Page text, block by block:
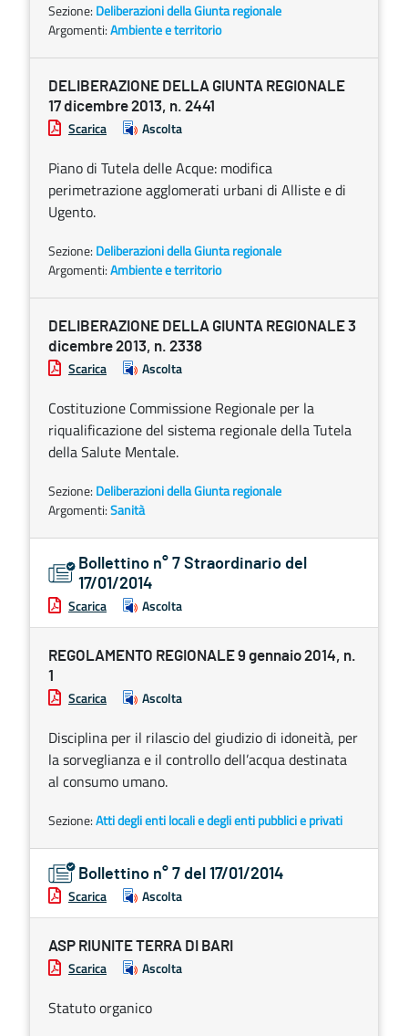
Sezione: Deliberazioni della Giunta regionale
Argomenti:Ambiente e territorio
DELIBERAZIONE DELLA GIUNTA REGIONALE
17 dicembre 2013, n. 2441
Scarica Ascolta
Piano di Tutela delle Acque: modifica
perimetrazione agglomerati urbani di Alliste e di
Ugento.
Sezione: Deliberazioni della Giunta regionale
Argomenti:Ambiente e territorio
DELIBERAZIONE DELLA GIUNTA REGIONALE 3
dicembre 2013, n. 2338
Scarica Ascolta
Costituzione Commissione Regionale per la
riqualificazione del sistema regionale della Tutela
della Salute Mentale.
Sezione: Deliberazioni della Giunta regionale
Argomenti:Sanità
Bollettino n° 7 Straordinario del
17/01/2014
Scarica Ascolta
REGOLAMENTO REGIONALE 9 gennaio 2014, n.
1
Scarica Ascolta
Disciplina per il rilascio del giudizio di idoneità, per
la sorveglianza e il controllo dell’acqua destinata
al consumo umano.
Sezione:Atti degli enti locali e degli enti pubblici e privati
Bollettino n° 7 del 17/01/2014
Scarica Ascolta
ASP RIUNITE TERRA DI BARI
Scarica Ascolta
Statuto organico